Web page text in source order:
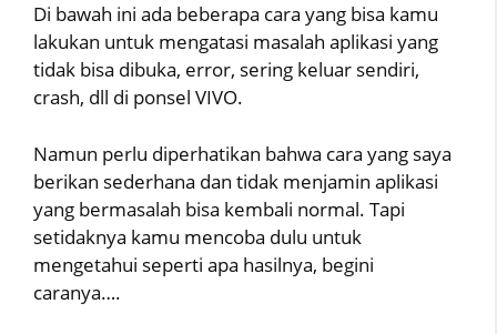
Di bawah ini ada beberapa cara yang bisa kamu
lakukan untuk mengatasi masalah aplikasi yang
tidak bisa dibuka, error, sering keluar sendiri,
crash, dll di ponsel VIVO.
Namun perlu diperhatikan bahwa cara yang saya
berikan sederhana dan tidak menjamin aplikasi
yang bermasalah bisa kembali normal. Tapi
setidaknya kamu mencoba dulu untuk
mengetahui seperti apa hasilnya, begini
caranya….